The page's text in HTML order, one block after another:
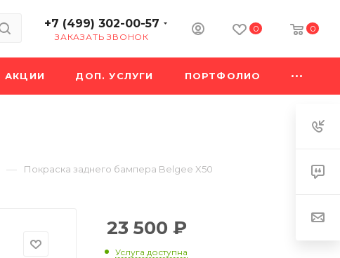
+7 (499) 302-00-57
ЗАКАЗАТЬ ЗВОНОК
0 0
АКЦИИ ДОП. УСЛУГИ ПОРТФОЛИО
— Покраска заднего бампера Belgee X50
23 500 ₽
Услуга доступна